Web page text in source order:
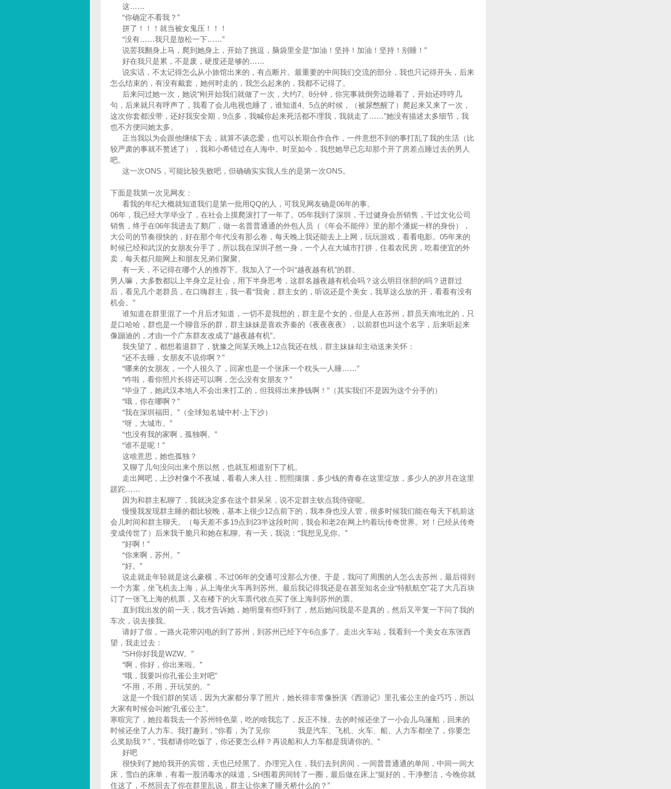
这……
“你确定不看我？”
拼了！！！就当被女鬼压！！！
“没有……我只是放松一下……”
说罢我翻身上马，爬到她身上，开始了挑逗，脑袋里全是“加油！坚持！加油！坚持！别睡！”
好在我只是累，不是废，硬度还是够的……
说实话，不太记得怎么从小旅馆出来的，有点断片。最重要的中间我们交流的部分，我也只记得开头，后来
怎么结束的，有没有戴套，她何时走的，我怎么起来的，我都不记得了。
后来问过她一次，她说“刚开始我们就做了一次，大约7、8分钟，你完事就倒旁边睡着了，开始还哼哼几
句，后来就只有呼声了，我看了会儿电视也睡了，谁知道4、5点的时候，（被尿憋醒了）爬起来又来了一次，
这次你套都没带，还好我安全期，9点多，我喊你起来死活都不理我，我就走了……”她没有描述太多细节，我
也不方便问她太多。
正当我以为会跟他继续下去，就算不谈恋爱，也可以长期合作合作，一件意想不到的事打乱了我的生活（比
较严肃的事就不赘述了），我和小希错过在人海中。时至如今，我想她早已忘却那个开了房差点睡过去的男人
吧。
这一次ONS，可能比较失败吧，但确确实实我人生的是第一次ONS。
下面是我第一次见网友：
看我的年纪大概就知道我们是第一批用QQ的人，可我见网友确是06年的事。
06年，我已经大学毕业了，在社会上摸爬滚打了一年了。05年我到了深圳，干过健身会所销售，干过文化公司
销售，终于在06年我进去了鹅厂，做一名普普通通的外包人员（《年会不能停》里的那个潘妮一样的身份），
大公司的节奏很快的，好在那个年代没有那么卷，每天晚上我还能去上上网，玩玩游戏，看看电影。05年来的
时候已经和武汉的女朋友分手了，所以我在深圳孑然一身，一个人在大城市打拼，住着农民房，吃着便宜的外
卖，每天都只能网上和朋友兄弟们聚聚。
有一天，不记得在哪个人的推荐下。我加入了一个叫“越夜越有机”的群。
男人嘛，大多数都以上半身立足社会，用下半身思考，这群名越夜越有机会吗？这么明目张胆的吗？进群过
后，看见几个老群员，在口嗨群主，我一看“我肏，群主女的，听说还是个美女，我草这么放的开，看看有没有
机会。”
谁知道在群里混了一个月后才知道，一切不是我想的，群主是个女的，但是人在苏州，群员天南地北的，只
是口哈哈，群也是一个聊音乐的群，群主妹妹是喜欢齐秦的《夜夜夜夜》，以前群也叫这个名字，后来听起来
像蹦迪的，才由一个广东群友改成了“越夜越有机”。
我失望了，都想着退群了，犹豫之间某天晚上12点我还在线，群主妹妹却主动送来关怀：
“还不去睡，女朋友不说你啊？”
“哪来的女朋友，一个人很久了，回家也是一个张床一个枕头一人睡……”
“咋啦，看你照片长得还可以啊，怎么没有女朋友？”
“毕业了，她武汉本地人不会出来打工的，但我得出来挣钱啊！”（其实我们不是因为这个分手的）
“哦，你在哪啊？”
“我在深圳福田。”（全球知名城中村-上下沙）
“呀，大城市。”
“也没有我的家啊，孤独啊。”
“谁不是呢！”
这啥意思，她也孤独？
又聊了几句没问出来个所以然，也就互相道别下了机。
走出网吧，上沙村像个不夜城，看着人来人往，熙熙攘攘，多少钱的青春在这里绽放，多少人的岁月在这里
蹉跎……
因为和群主私聊了，我就决定多在这个群呆呆，说不定群主钦点我侍寝呢。
慢慢我发现群主睡的都比较晚，基本上很少12点前下的，我本身也没人管，很多时候我们能在每天下机前这
会儿时间和群主聊天。（每天差不多19点到23半这段时间，我会和老2在网上约着玩传奇世界。对！已经从传奇
变成传世了）后来我干脆只和她在私聊。有一天，我说：“我想见见你。”
“好啊！”
“你来啊，苏州。”
“好。”
说走就走年轻就是这么豪横，不过06年的交通可没那么方便。于是，我问了周围的人怎么去苏州，最后得到
一个方案，坐飞机去上海，从上海坐火车再到苏州。最后我记得我还是在甚至知名企业“特航航空”花了大几百块
订了一张飞上海的机票，又在楼下的火车票代收点买了张上海到苏州的票。
直到我出发的前一天，我才告诉她，她明显有些吓到了，然后她问我是不是真的，然后又平复一下问了我的
车次，说去接我。
请好了假，一路火花带闪电的到了苏州，到苏州已经下午6点多了。走出火车站，我看到一个美女在东张西
望，我走过去：
“SH你好我是WZW。”
“啊，你好，你出来啦。”
“哦，我要叫你孔雀公主对吧”
“不用，不用，开玩笑的。”
这是一个我们群的笑话，因为大家都分享了照片，她长得非常像扮演《西游记》里孔雀公主的金巧巧，所以
大家有时候会叫她“孔雀公主”。
寒暄完了，她拉着我去一个苏州特色菜，吃的啥我忘了，反正不辣。去的时候还坐了一小会儿乌篷船，回来的
时候还坐了人力车。我打趣到，“你看，为了见你 我是汽车、飞机、火车、船、人力车都坐了，你要怎
么奖励我？”，“我都请你吃饭了，你还要怎么样？再说船和人力车都是我请你的。”
好吧
很快到了她给我开的宾馆，天也已经黑了。办理完入住，我们去到房间，一间普普通通的单间，中间一间大
床，雪白的床单，有着一股消毒水的味道，SH围着房间转了一圈，最后做在床上“挺好的，干净整洁，今晚你就
住这了，不然回去了你在群里乱说，群主让你来了睡天桥什么的？”